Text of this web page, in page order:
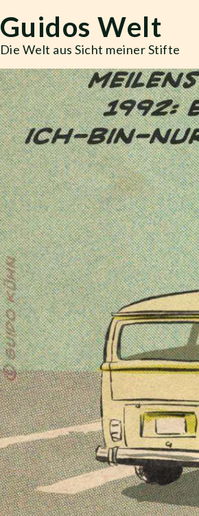
Guidos Welt
Die Welt aus Sicht meiner Stifte